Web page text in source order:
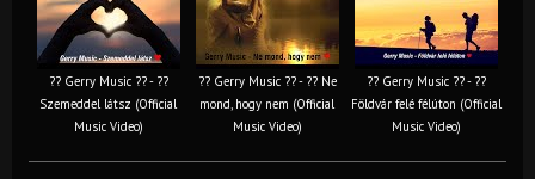
?? Gerry Music ?? - ??
Szemeddel látsz (Official
Music Video)
?? Gerry Music ?? - ?? Ne
mond, hogy nem (Official
Music Video)
?? Gerry Music ?? - ??
Földvár felé félúton (Official
Music Video)